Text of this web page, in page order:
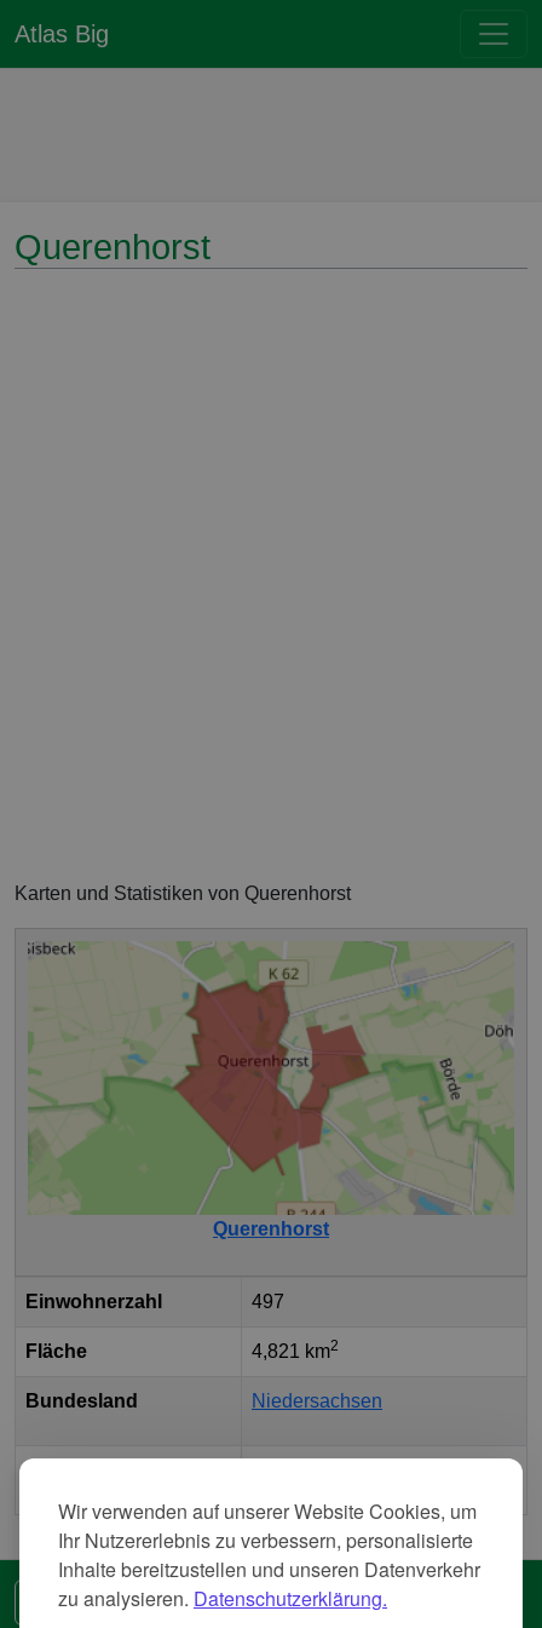
Wir verwenden auf unserer Website Cookies, um
Ihr Nutzererlebnis zu verbessern, personalisierte
Inhalte bereitzustellen und unseren Datenverkehr
zu analysieren. Datenschutzerklärung.
Atlas Big
Querenhorst
Karten und Statistiken von Querenhorst
Querenhorst
Einwohnerzahl 497
Fläche 4,821 km2
Bundesland Niedersachsen
🌍 Eine andere Sprache